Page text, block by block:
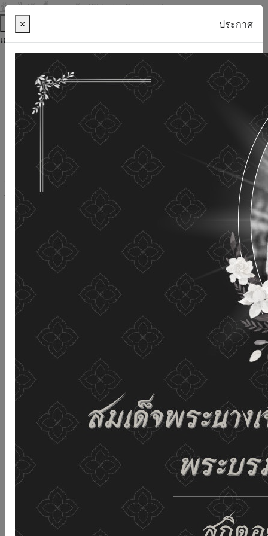
ข้ามไปยังเนื้อหาหลัก (Skip to Content)
ช่วยเหลือ
เครื่องมือการเข้าถึง
ภาษาไทย
ภาษาอังกฤษ
เพิ่มขนาดตัวอักษร
ลดขนาดตัวอักษร
ขนาดตัวอักษรปกติ
ความคมชัดสูง
ความคมชัดเชิงลบ
ความคมชัดปกติ
เปิดอ่านด้วยเสียง
ปิดอ่านด้วยเสียง
ผังเว็บไซต์
เว็บไซต์นี้ใช้คุกกี้ (Cookies)
กรมกิจการผู้สูงอายุ
ให้ความสำคัญต่อข้อมูลส่วนบุคคลของ
ท่าน เพื่อการพัฒนาและปรับปรุงเว็บไซต์ หากท่านใช้บริการ
เว็บไซต์นี้โดยไม่มีการปรับตั้งค่าใดๆ แสดงว่าท่านยินยอมที่จะ
รับคุกกี้บนเว็บไซต์ และนโยบายสิทธิส่วนบุคคลของเรา
ดูรายละเอียด ยอมรับทั้งหมด
02-659-6811 saraban@dop.mail.go.th
เปลี่ยนการแสดงผล
ก-ก
× ประกาศ